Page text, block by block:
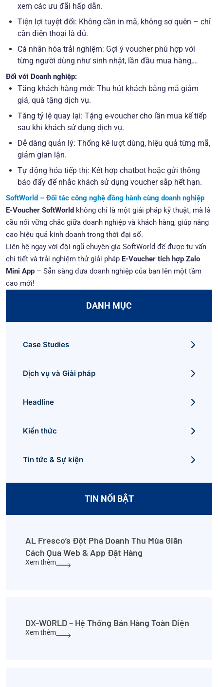
xem các ưu đãi hấp dẫn.
Tiện lợi tuyệt đối: Không cần in mã, không sợ quên – chỉ
cần điện thoại là đủ.
Cá nhân hóa trải nghiệm: Gợi ý voucher phù hợp với
từng người dùng như sinh nhật, lần đầu mua hàng,…
Đối với Doanh nghiệp:
Tăng khách hàng mới: Thu hút khách bằng mã giảm
giá, quà tặng dịch vụ.
Tăng tỷ lệ quay lại: Tặng e-voucher cho lần mua kế tiếp
sau khi khách sử dụng dịch vụ.
Dễ dàng quản lý: Thống kê lượt dùng, hiệu quả từng mã,
giảm gian lận.
Tự động hóa tiếp thị: Kết hợp chatbot hoặc gửi thông
báo đẩy để nhắc khách sử dụng voucher sắp hết hạn.
SoftWorld – Đối tác công nghệ đồng hành cùng doanh nghiệp
E-Voucher SoftWorld không chỉ là một giải pháp kỹ thuật, mà là
cầu nối vững chắc giữa doanh nghiệp và khách hàng, giúp nâng
cao hiệu quả kinh doanh trong thời đại số.
Liên hệ ngay với đội ngũ chuyên gia SoftWorld để được tư vấn
chi tiết và trải nghiệm thử giải pháp E-Voucher tích hợp Zalo
Mini App – Sẵn sàng đưa doanh nghiệp của bạn lên một tầm
cao mới!
DANH MỤC
Case Studies
Dịch vụ và Giải pháp
Headline
Kiến thức
Tin tức & Sự kiện
TIN NỔI BẬT
AL Fresco’s Đột Phá Doanh Thu Mùa Giãn
Cách Qua Web & App Đặt Hàng
Xem thêm
DX-WORLD – Hệ Thống Bán Hàng Toàn Diện
Xem thêm